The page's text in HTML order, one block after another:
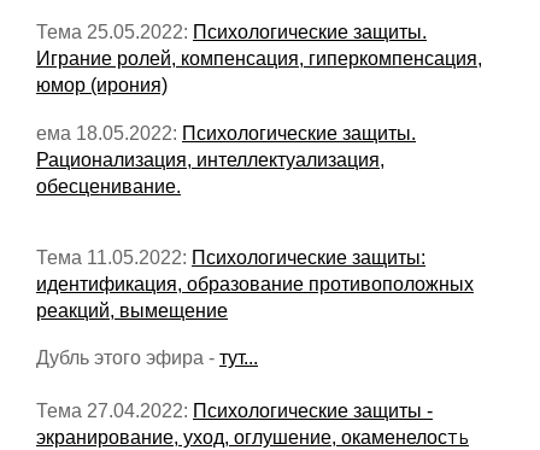
Тема 25.05.2022: Психологические защиты.
Играние ролей, компенсация, гиперкомпенсация,
юмор (ирония)
ема 18.05.2022: Психологические защиты.
Рационализация, интеллектуализация,
обесценивание.
Тема 11.05.2022: Психологические защиты:
идентификация, образование противоположных
реакций, вымещение
Дубль этого эфира - тут...
Тема 27.04.2022: Психологические защиты -
экранирование, уход, оглушение, окаменелость